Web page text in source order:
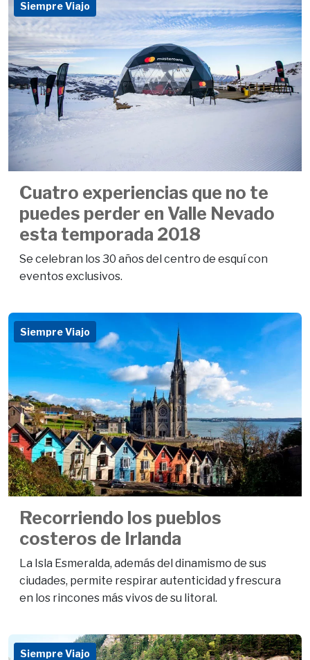
Siempre Viajo
Cuatro experiencias que no te
puedes perder en Valle Nevado
esta temporada 2018
Se celebran los 30 años del centro de esquí con
eventos exclusivos.
Siempre Viajo
Recorriendo los pueblos
costeros de Irlanda
La Isla Esmeralda, además del dinamismo de sus
ciudades, permite respirar autenticidad y frescura
en los rincones más vivos de su litoral.
Siempre Viajo